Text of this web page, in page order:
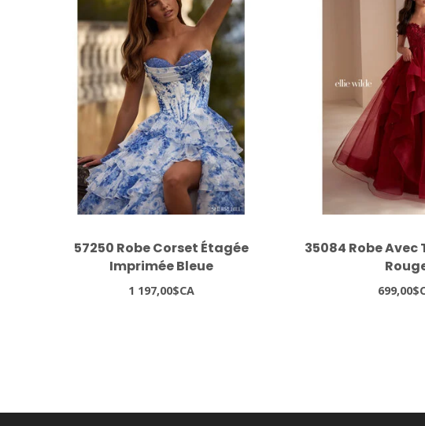
57250 Robe Corset Étagée
Imprimée Bleue
1 197,00$CA
35084 Robe Avec